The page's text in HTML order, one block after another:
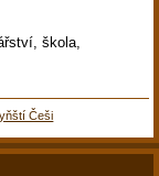
škola,
Češi